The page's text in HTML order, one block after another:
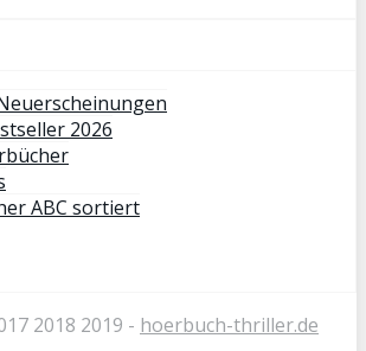
2026
ABC sortiert
2018 2019 - hoerbuch-thriller.de